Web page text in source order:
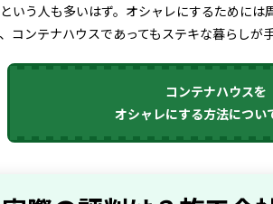
いう人も多いはず。オシャレにするために
コンテナハウスであってもステキな暮らしが
コンテナハウスを
オシャレにする方法につい